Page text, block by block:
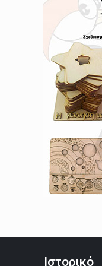
Ιστορικό